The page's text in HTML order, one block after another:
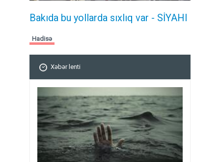
Bakıda bu yollarda sıxlıq var - SİYAHI
Hadisə
Xəbər lenti